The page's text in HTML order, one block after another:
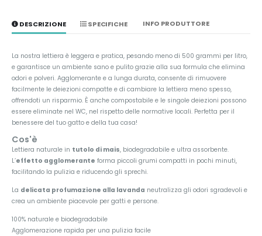
DESCRIZIONE SPECIFICHE INFO PRODUTTORE
La nostra lettiera è leggera e pratica, pesando meno di 500 grammi per litro,
e garantisce un ambiente sano e pulito grazie alla sua formula che elimina
odori e polveri. Agglomerante e a lunga durata, consente di rimuovere
facilmente le deiezioni compatte e di cambiare la lettiera meno spesso,
offrendoti un risparmio. È anche compostabile e le singole deiezioni possono
essere eliminate nel WC, nel rispetto delle normative locali. Perfetta per il
benessere del tuo gatto e della tua casa!
Cos'è
Lettiera naturale in tutolo di mais, biodegradabile e ultra assorbente.
L’effetto agglomerante forma piccoli grumi compatti in pochi minuti,
facilitando la pulizia e riducendo gli sprechi.
La delicata profumazione alla lavanda neutralizza gli odori sgradevoli e
crea un ambiente piacevole per gatti e persone.
100% naturale e biodegradabile
Agglomerazione rapida per una pulizia facile